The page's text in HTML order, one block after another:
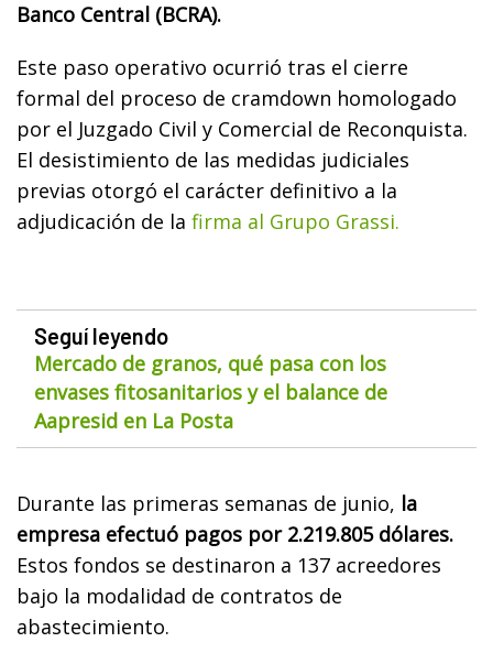
Banco Central (BCRA).
Este paso operativo ocurrió tras el cierre
formal del proceso de cramdown homologado
por el Juzgado Civil y Comercial de Reconquista.
El desistimiento de las medidas judiciales
previas otorgó el carácter definitivo a la
adjudicación de la firma al Grupo Grassi.
Seguí leyendo
Mercado de granos, qué pasa con los
envases fitosanitarios y el balance de
Aapresid en La Posta
Durante las primeras semanas de junio, la
empresa efectuó pagos por 2.219.805 dólares.
Estos fondos se destinaron a 137 acreedores
bajo la modalidad de contratos de
abastecimiento.